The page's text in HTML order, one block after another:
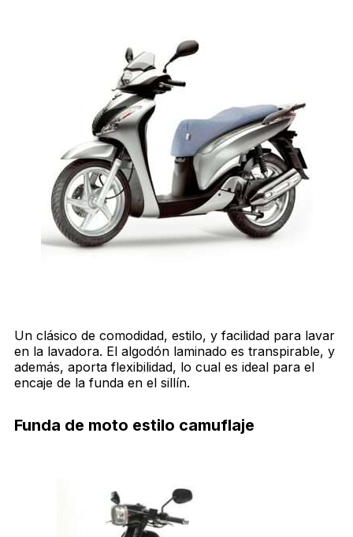
Un clásico de comodidad, estilo, y facilidad para lavar
en la lavadora. El algodón laminado es transpirable, y
además, aporta flexibilidad, lo cual es ideal para el
encaje de la funda en el sillín.
Funda de moto estilo camuflaje